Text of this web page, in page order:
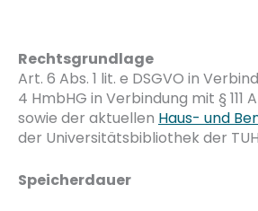
Rechtsgrundlage
Art. 6 Abs. 1 lit. e DSGVO in
4 HmbHG in Verbindung mit § 111
sowie der aktuellen Haus- und
der Universitätsbibliothek der
Speicherdauer